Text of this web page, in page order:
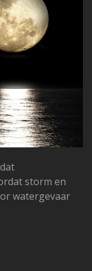
storm en
watergevaar